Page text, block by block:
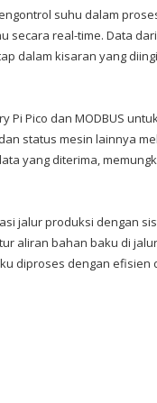
suhu dalam
secara real-time. Data
dalam kisaran yang
Pico dan MODBUS
status mesin lainnya
yang diterima,
jalur produksi dengan
aliran bahan baku di
diproses dengan efisien